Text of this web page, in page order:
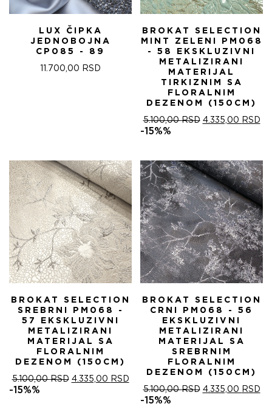
LUX ČIPKA
JEDNOBOJNA
CP085 - 89
11.700,00 RSD
BROKAT SELECTION
MINT ZELENI PM068
- 58 EKSKLUZIVNI
METALIZIRANI
MATERIJAL
TIRKIZNIM SA
FLORALNIM
DEZENOM (150CM)
5.100,00RSD ОРИГИНАЛНА
5.100,00 RSD.
4.335,00 RSD
-15%%
BROKAT SELECTION
SREBRNI PM068 -
57 EKSKLUZIVNI
METALIZIRANI
MATERIJAL SA
FLORALNIM
DEZENOM (150CM)
5.100,00RSD ОРИГИНАЛНА
4.335,00 RSDТРЕНУТНА
ЦЕНА
-15%%
BROKAT SELECTION
CRNI PM068 - 56
EKSKLUZIVNI
METALIZIRANI
MATERIJAL SA
SREBRNIM
FLORALNIM
DEZENOM (150CM)
5.100,00RSD ОРИГИНАЛНА
4.335,00 RSD
-15%%